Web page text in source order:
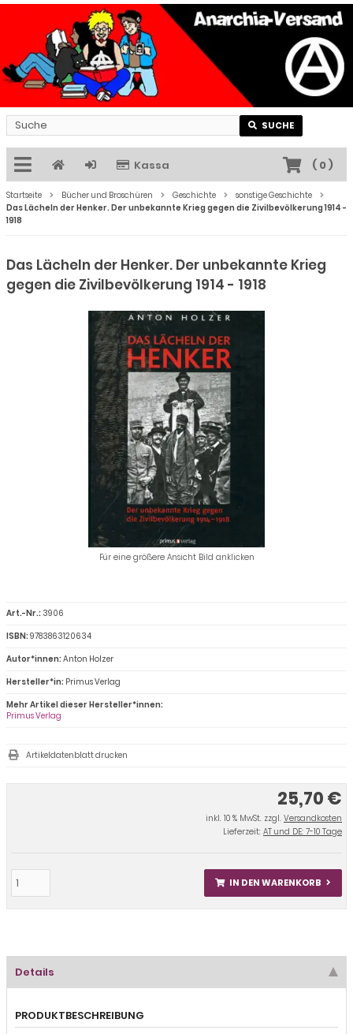
SUCHE
Kassa ( 0)
Startseite Bücher und Broschüren Geschichte
sonstige Geschichte
Das Lächeln der Henker. Der unbekannte Krieg gegen die Zivilbevölkerung 1914 -
1918
Das Lächeln der Henker. Der unbekannte Krieg
gegen die Zivilbevölkerung 1914 - 1918
Für eine größere Ansicht Bild anklicken
25,70 €
inkl. 10 % MwSt. zzgl. Versandkosten
Lieferzeit: AT und DE: 7-10 Tage
IN DEN WARENKORB
Art.-Nr.: 3906
ISBN:9783863120634
Autor*innen:Anton Holzer
Hersteller*in: Primus Verlag
Mehr Artikel dieser Hersteller*innen:
Primus Verlag
Artikeldatenblatt drucken
Details
PRODUKTBESCHREIBUNG